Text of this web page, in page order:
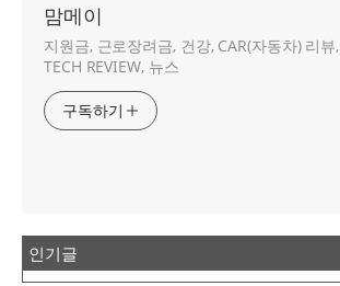
맘메이
지원금, 근로장려금, 건강, CAR(자동차) 리뷰,
TECH REVIEW, 뉴스
구독하기
인기글